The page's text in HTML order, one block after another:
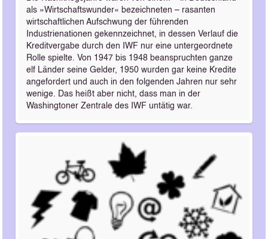
als »Wirtschaftswunder« bezeichneten – rasanten
wirtschaftlichen Aufschwung der führenden
Industrienationen gekennzeichnet, in dessen Verlauf die
Kreditvergabe durch den IWF nur eine untergeordnete
Rolle spielte. Von 1947 bis 1948 beanspruchten ganze
elf Länder seine Gelder, 1950 wurden gar keine Kredite
angefordert und auch in den folgenden Jahren nur sehr
wenige. Das heißt aber nicht, dass man in der
Washingtoner Zentrale des IWF untätig war.